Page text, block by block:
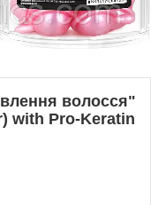
волосся"
with Pro-Keratin